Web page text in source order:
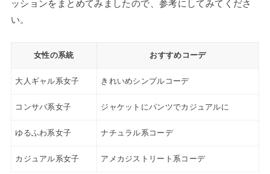
ッションをまとめてみましたので、参考にしてみてくださ
い。
女性の系統 おすすめコーデ
大人ギャル系女子 きれいめシンプルコーデ
コンサバ系女子 ジャケットにパンツでカジュアルに
ゆるふわ系女子 ナチュラル系コーデ
カジュアル系女子 アメカジストリート系コーデ